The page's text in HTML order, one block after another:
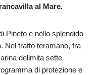
al Mare.
Pineto e nello splendido
Nel tratto teramano, fra
delimita sette
di protezione e